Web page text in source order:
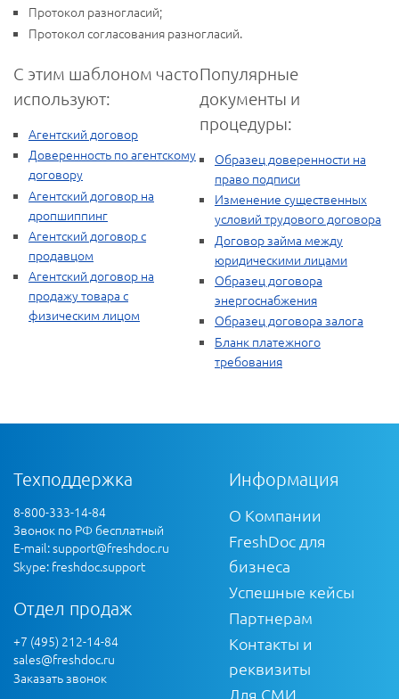
Протокол разногласий;
Протокол согласования разногласий.
С этим шаблоном часто
используют:
Агентский договор
Доверенность по агентскому
договору
Агентский договор на
дропшиппинг
Агентский договор с
продавцом
Агентский договор на
продажу товара с
физическим лицом
Популярные
документы и
процедуры:
Образец доверенности на
право подписи
Изменение существенных
условий трудового договора
Договор займа между
юридическими лицами
Образец договора
энергоснабжения
Образец договора залога
Бланк платежного
требования
Техподдержка
8-800-333-14-84
Звонок по РФ бесплатный
E-mail:support@freshdoc.ru
Skype: freshdoc.support
Отдел продаж
+7 (495) 212-14-84
sales@freshdoc.ru
Заказать звонок
Информация
О Компании
FreshDoc для
бизнеса
Успешные кейсы
Партнерам
Контакты и
реквизиты
Для СМИ